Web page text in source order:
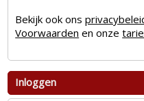
Bekijk ook ons
Voorwaarden en onze
Inloggen